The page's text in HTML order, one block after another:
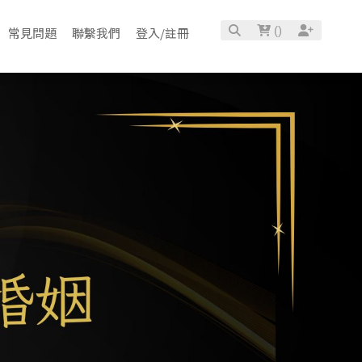
常見問題 聯繫我們 登入/註冊 ()